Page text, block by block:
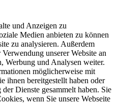
und Anzeigen zu
Medien anbieten zu können
zu analysieren. Außerdem
unserer Website an
Werbung und Analysen weiter.
möglicherweise mit
ihnen bereitgestellt haben oder
Dienste gesammelt haben. Sie
wenn Sie unsere Webseite